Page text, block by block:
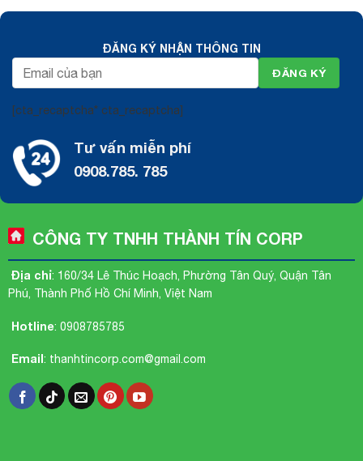
ĐĂNG KÝ NHẬN THÔNG TIN
[cta_recaptcha* cta_recaptcha]
Tư vấn miễn phí
0908.785. 785
CÔNG TY TNHH THÀNH TÍN CORP
Địa chỉ: 160/34 Lê Thúc Hoạch, Phường Tân Quý, Quận Tân
Phú, Thành Phố Hồ Chí Minh, Việt Nam
Hotline: 0908785785
Email: thanhtincorp.com@gmail.com